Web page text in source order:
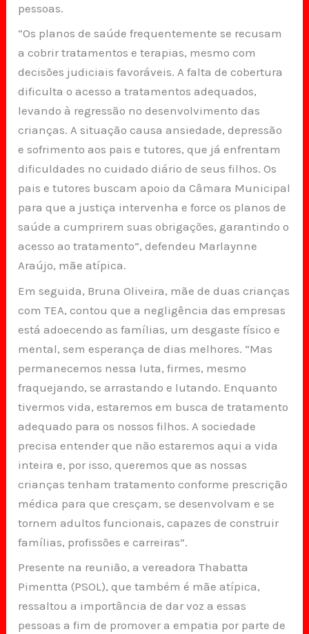
pessoas.
“Os planos de saúde frequentemente se recusam
a cobrir tratamentos e terapias, mesmo com
decisões judiciais favoráveis. A falta de cobertura
dificulta o acesso a tratamentos adequados,
levando à regressão no desenvolvimento das
crianças. A situação causa ansiedade, depressão
e sofrimento aos pais e tutores, que já enfrentam
dificuldades no cuidado diário de seus filhos. Os
pais e tutores buscam apoio da Câmara Municipal
para que a justiça intervenha e force os planos de
saúde a cumprirem suas obrigações, garantindo o
acesso ao tratamento”, defendeu Marlaynne
Araújo, mãe atípica.
Em seguida, Bruna Oliveira, mãe de duas crianças
com TEA, contou que a negligência das empresas
está adoecendo as famílias, um desgaste físico e
mental, sem esperança de dias melhores. “Mas
permanecemos nessa luta, firmes, mesmo
fraquejando, se arrastando e lutando. Enquanto
tivermos vida, estaremos em busca de tratamento
adequado para os nossos filhos. A sociedade
precisa entender que não estaremos aqui a vida
inteira e, por isso, queremos que as nossas
crianças tenham tratamento conforme prescrição
médica para que cresçam, se desenvolvam e se
tornem adultos funcionais, capazes de construir
famílias, profissões e carreiras”.
Presente na reunião, a vereadora Thabatta
Pimentta (PSOL), que também é mãe atípica,
ressaltou a importância de dar voz a essas
pessoas a fim de promover a empatia por parte de